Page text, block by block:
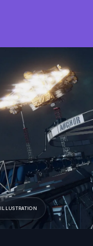
ILLUSTRATION